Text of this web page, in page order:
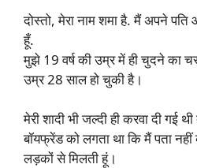
दोस्तो, मेरा नाम शमा है. मैं अपने
हूँ.
मुझे 19 वर्ष की उम्र में ही चुदने का
उम्र 28 साल हो चुकी है।
मेरी शादी भी जल्दी ही करवा दी गई
बॉयफ्रेंड को लगता था कि मैं पता
लड़कों से मिलती हूं।